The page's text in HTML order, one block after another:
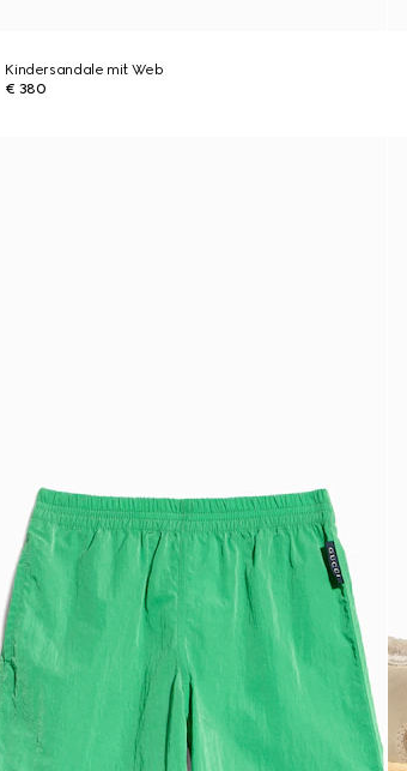
Kindersandale mit Web
€ 380